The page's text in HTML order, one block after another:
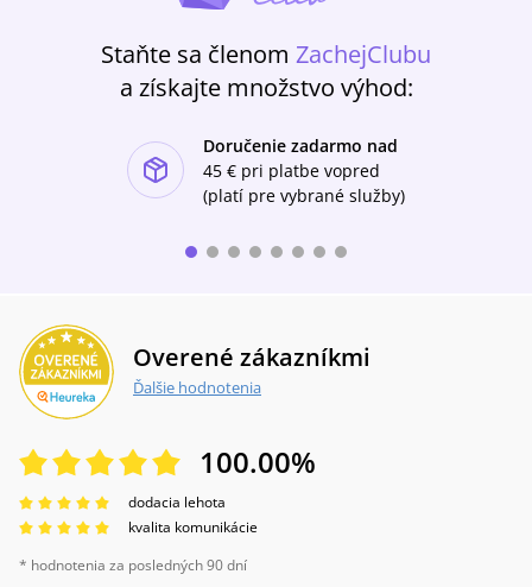
Staňte sa členom ZachejClubu
a získajte množstvo výhod:
Doručenie zadarmo nad
45 € pri platbe vopred
(platí pre vybrané služby)
Overené zákazníkmi
Ďalšie hodnotenia
100.00%
dodacia lehota
kvalita komunikácie
* hodnotenia za posledných 90 dní